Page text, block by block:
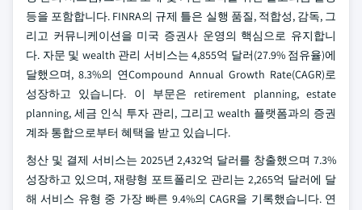
등을 포함합니다. FINRA의 규제 틀은 실행 품질, 적합성, 감독, 그
리고 커뮤니케이션을 미국 증권사 운영의 핵심으로 유지합니
다. 자문 및 wealth 관리 서비스는 4,855억 달러(27.9% 점유율)에
달했으며, 8.3%의 연Compound Annual Growth Rate(CAGR)로
성장하고 있습니다. 이 부문은 retirement planning, estate
planning, 세금 인식 투자 관리, 그리고 wealth 플랫폼과의 증권
계좌 통합으로부터 혜택을 받고 있습니다.
청산 및 결제 서비스는 2025년 2,432억 달러를 창출했으며 7.3%
성장하고 있으며, 재량형 포트폴리오 관리는 2,265억 달러에 달
해 서비스 유형 중 가장 빠른 9.4%의 CAGR을 기록했습니다. 연